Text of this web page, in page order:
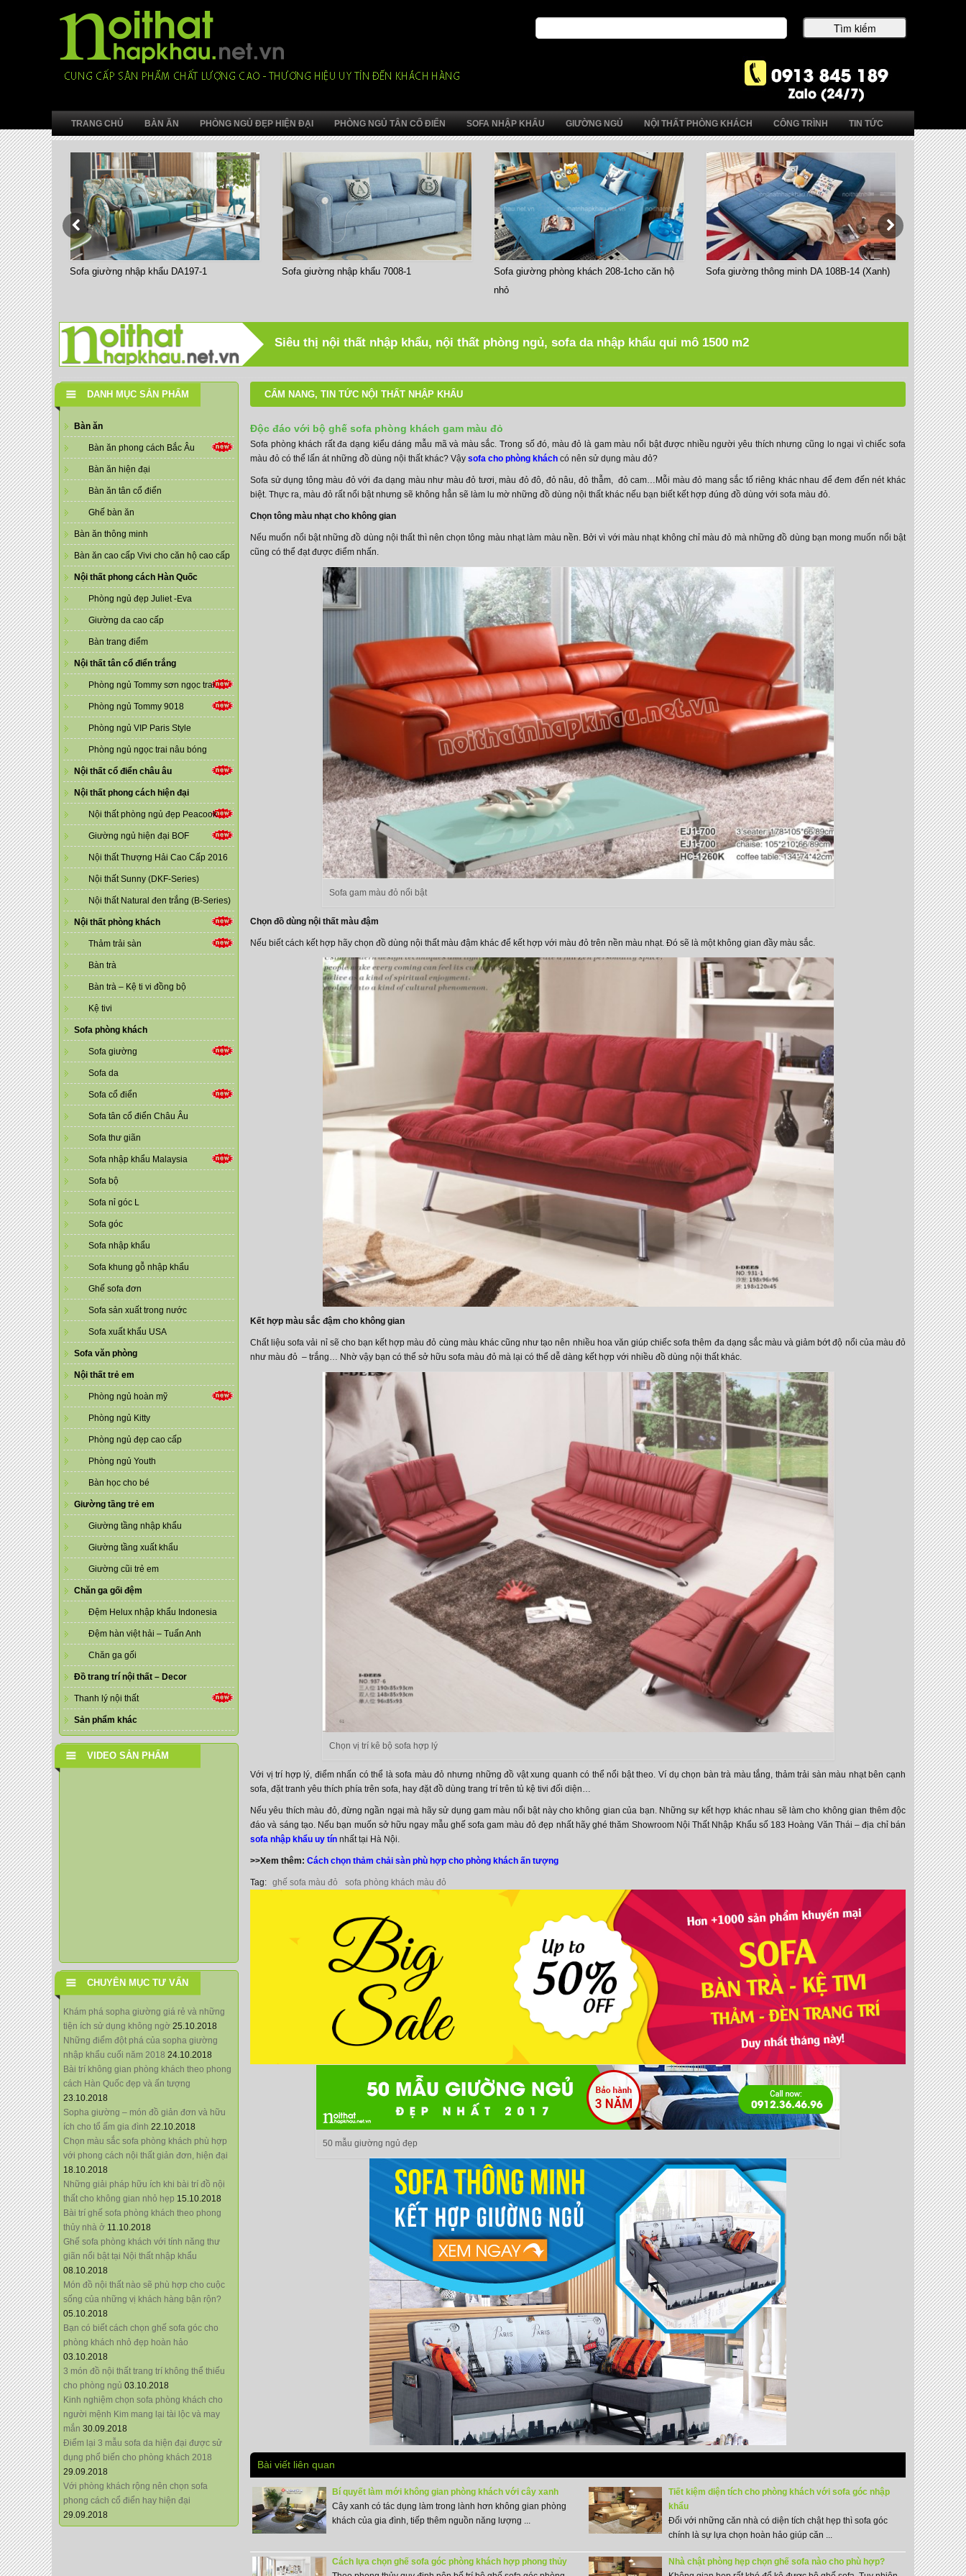
TRANG CHỦ BÀN ĂN PHÒNG NGỦ ĐẸP HIỆN ĐẠI PHÒNG NGỦ TÂN CỔ ĐIỂN SOFA NHẬP KHẨU GIƯỜNG NGỦ NỘI THẤT PHÒNG KHÁCH CÔNG TRÌNH TIN TỨC
Sofa giường nhập khẩu 7008-1
Sofa giường phòng khách 208-1cho căn hộ
Sofa giường thông minh DA 108B-14 (Xanh) Bàn ăn thông minh B2252
Siêu thị nội thất nhập khẩu, nội thất phòng ngủ, sofa da nhập khẩu qui mô 1500 m2
DANH MỤC SẢN PHẨM
Bàn ăn
Bàn ăn phong cách Bắc Âu
Bàn ăn hiện đại
Bàn ăn tân cổ điển
Ghế bàn ăn
Bàn ăn thông minh
Bàn ăn cao cấp Vivi cho căn hộ cao cấp
Nội thất phong cách Hàn Quốc
Phòng ngủ đẹp Juliet -Eva
Giường da cao cấp
Bàn trang điểm
Nội thất tân cổ điển trắng
Phòng ngủ Tommy sơn ngọc trai
Phòng ngủ Tommy 9018
Phòng ngủ VIP Paris Style
Phòng ngủ ngọc trai nâu bóng
Nội thất cổ điển châu âu
Nội thất phong cách hiện đại
Nội thất phòng ngủ đẹp Peacook
Giường ngủ hiện đại BOF
Nội thất Thượng Hải Cao Cấp 2016
Nội thất Sunny (DKF-Series)
Nội thất Natural đen trắng (B-Series)
Nội thất phòng khách
Thảm trải sàn
Bàn trà
Bàn trà – Kệ ti vi đồng bộ
Kệ tivi
Sofa phòng khách
Sofa giường
Sofa da
Sofa cổ điển
Sofa tân cổ điển Châu Âu
Sofa thư giãn
Sofa nhập khẩu Malaysia
Sofa bộ
Sofa nỉ góc L
Sofa góc
Sofa nhập khẩu
Sofa khung gỗ nhập khẩu
Ghế sofa đơn
Sofa sản xuất trong nước
Sofa xuất khẩu USA
Sofa văn phòng
Nội thất trẻ em
Phòng ngủ hoàn mỹ
Phòng ngủ Kitty
Phòng ngủ đẹp cao cấp
Phòng ngủ Youth
Bàn học cho bé
Giường tầng trẻ em
Giường tầng nhập khẩu
Giường tầng xuất khẩu
Giường cũi trẻ em
Chăn ga gối đệm
Đệm Helux nhập khẩu Indonesia
Đệm hàn việt hải – Tuấn Anh
Chăn ga gối
Đồ trang trí nội thất – Decor
Thanh lý nội thất
Sản phẩm khác
VIDEO SẢN PHẨM
CHUYÊN MỤC TƯ VẤN
Khám phá sopha giường giá rẻ và những
tiện ích sử dụng không ngờ 25.10.2018
Những điểm đột phá của sopha giường
nhập khẩu cuối năm 2018 24.10.2018
Bài trí không gian phòng khách theo phong
cách Hàn Quốc đẹp và ấn tượng
23.10.2018
Sopha giường – món đồ giản đơn và hữu
ích cho tổ ấm gia đình 22.10.2018
Chọn màu sắc sofa phòng khách phù hợp
với phong cách nội thất giản đơn, hiện đại
18.10.2018
Những giải pháp hữu ích khi bài trí đồ nội
thất cho không gian nhỏ hẹp 15.10.2018
Bài trí ghế sofa phòng khách theo phong
thủy nhà ở 11.10.2018
Ghế sofa phòng khách với tính năng thư
giãn nổi bật tại Nội thất nhập khẩu
08.10.2018
Món đồ nội thất nào sẽ phù hợp cho cuộc
sống của những vị khách hàng bận rộn?
05.10.2018
Bạn có biết cách chọn ghế sofa góc cho
phòng khách nhỏ đẹp hoàn hảo
03.10.2018
3 món đồ nội thất trang trí không thể thiếu
cho phòng ngủ 03.10.2018
Kinh nghiệm chọn sofa phòng khách cho
người mệnh Kim mang lại tài lộc và may
mắn 30.09.2018
Điểm lại 3 mẫu sofa da hiện đại được sử
dụng phổ biến cho phòng khách 2018
29.09.2018
Với phòng khách rộng nên chọn sofa
phong cách cổ điển hay hiện đại
29.09.2018
CẨM NANG, TIN TỨC NỘI THẤT NHẬP KHẨU
Độc đáo với bộ ghế sofa phòng khách gam màu đỏ
Sofa phòng khách rất đa dạng kiểu dáng mẫu mã và màu sắc. Trong số đó, màu đỏ là gam màu nổi bật được nhiều người yêu thích nhưng cũng lo ngại vì chiếc sofa
màu đỏ có thể lấn át những đồ dùng nội thất khác? Vậy sofa cho phòng khách có nên sử dụng màu đỏ?
Sofa sử dụng tông màu đỏ với đa dạng màu như màu đỏ tươi, màu đỏ đô, đỏ nâu, đỏ thẫm, đỏ cam…Mỗi màu đỏ mang sắc tố riêng khác nhau để đem đến nét khác
biệt. Thực ra, màu đỏ rất nổi bật nhưng sẽ không hẳn sẽ làm lu mờ những đồ dùng nội thất khác nếu bạn biết kết hợp đúng đồ dùng với sofa màu đỏ.
Chọn tông màu nhạt cho không gian
Nếu muốn nổi bật những đồ dùng nội thất thì nên chọn tông màu nhạt làm màu nền. Bởi vì với màu nhạt không chỉ màu đỏ mà những đồ dùng bạn mong muốn nổi bật
cũng có thể đạt được điểm nhấn.
Sofa gam màu đỏ nổi bật
Chọn đồ dùng nội thất màu đậm
Nếu biết cách kết hợp hãy chọn đồ dùng nội thất màu đậm khác để kết hợp với màu đỏ trên nền màu nhạt. Đó sẽ là một không gian đầy màu sắc.
Kết hợp màu sắc đậm cho không gian
Chất liệu sofa vải nỉ sẽ cho bạn kết hợp màu đỏ cùng màu khác cũng như tạo nên nhiều hoa văn giúp chiếc sofa thêm đa dạng sắc màu và giảm bớt độ nổi của màu đỏ
như màu đỏ – trắng… Nhờ vậy bạn có thể sở hữu sofa màu đỏ mà lại có thể dễ dàng kết hợp với nhiều đồ dùng nội thất khác.
Chọn vị trí kê bộ sofa hợp lý
Với vị trí hợp lý, điểm nhấn có thể là sofa màu đỏ nhưng những đồ vật xung quanh có thể nổi bật theo. Ví dụ chọn bàn trà màu tắng, thảm trải sàn màu nhạt bên cạnh
sofa, đặt tranh yêu thích phía trên sofa, hay đặt đồ dùng trang trí trên tủ kệ tivi đối diện…
Nếu yêu thích màu đỏ, đừng ngần ngại mà hãy sử dụng gam màu nổi bật này cho không gian của bạn. Những sự kết hợp khác nhau sẽ làm cho không gian thêm độc
đáo và sáng tạo. Nếu bạn muốn sở hữu ngay mẫu ghế sofa gam màu đỏ đẹp nhất hãy ghé thăm Showroom Nội Thất Nhập Khẩu số 183 Hoàng Văn Thái – địa chỉ bán
sofa nhập khẩu uy tín nhất tại Hà Nội.
>>Xem thêm: Cách chọn thảm chải sàn phù hợp cho phòng khách ấn tượng
Tag: ghế sofa màu đỏ sofa phòng khách màu đỏ
50 mẫu giường ngủ đẹp
Bài viết liên quan
Bí quyết làm mới không gian phòng khách với cây xanh
Cây xanh có tác dụng làm trong lành hơn không gian phòng
khách của gia đình, tiếp thêm nguồn năng lượng ...
Tiết kiệm diện tích cho phòng khách với sofa góc nhập
khẩu
Đối với những căn nhà có diện tích chật hẹp thì sofa góc
chính là sự lựa chọn hoàn hảo giúp căn ...
Cách lựa chọn ghế sofa góc phòng khách hợp phong thủy
Nhà chật phòng hẹp chọn ghế sofa nào cho phù hợp?